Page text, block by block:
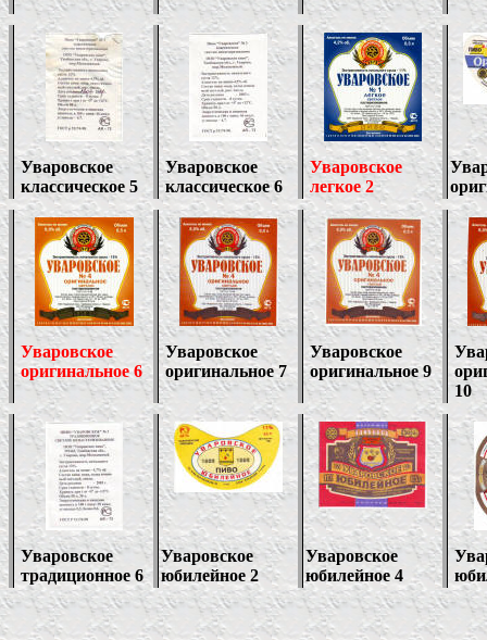
Уваровское
классическое 5
Уваровское
классическое 6
Уваровское
легкое 2
Уваровское
оригинальное 6
Уваровское
оригинальное 7
Уваровское
оригинальное 9
10
Уваровское
традиционное 6
Уваровское
юбилейное 2
Уваровское
юбилейное 4